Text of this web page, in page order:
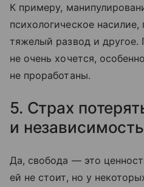
К примеру,
психологическое
тяжелый развод и другое.
не очень хочется,
не проработаны.
5. Страх
и независимость
Да, свобода — это
ей не стоит, но у